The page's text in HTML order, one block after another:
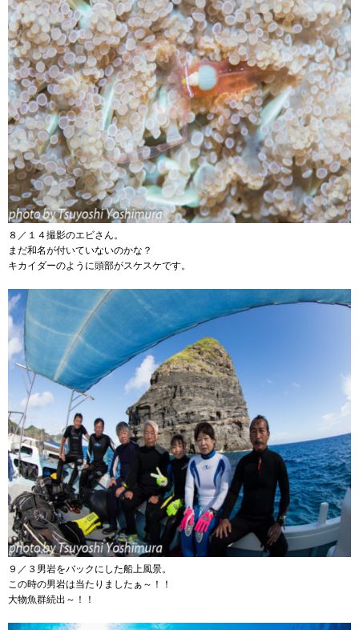
８／１４撮影のエビさん。
まだ和名が付いていないのかな？
キカイダーのように頭部がスケスケです。
９／３男岩をバックにした船上風景。
この時の男岩は当たりましたぁ～！！
大物魚群続出～！！